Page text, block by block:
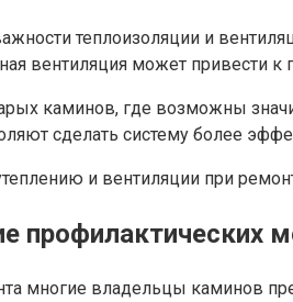
теплоизоляции и
вентиляция может
каминов, где возможны
сделать систему более
и вентиляции при
профилактических
многие владельцы каминов